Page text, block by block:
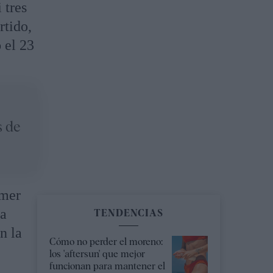
tres
el 23
de
la
TENDENCIAS
Cómo no perder el moreno:
los 'aftersun' que mejor
funcionan para mantener el